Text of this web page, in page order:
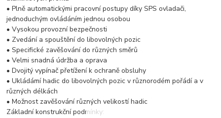
• Plně automatickými pracovní postupy díky SPS ovladači,
jednoduchým ovládáním jednou osobou
• Vysokou provozní bezpečnosti
• Zvedání a spouštění do libovolných pozic
• Specifické zavěšování do různých směrů
• Velmi snadná údržba a oprava
• Dvojitý vypínač přetížení k ochraně obsluhy
• Ukládámí hadic do libovolných pozic v různorodém pořádí a v
různých délkách
• Možnost zavěšování různých velikostí hadic
Základní konstrukční podmínky: